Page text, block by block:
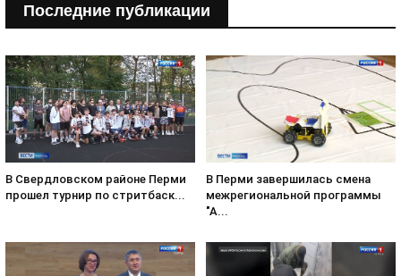
Последние публикации
В Свердловском районе Перми
прошел турнир по стритбаск...
В Перми завершилась смена
межрегиональной программы
"А...